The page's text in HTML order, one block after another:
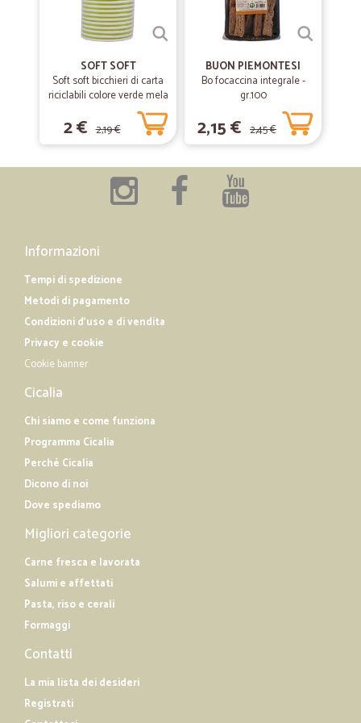
—Giovanni P.
Consegna veloce e prezzi o.k.
22/12/2018
Antonio mario E.
ottimo il servizio
(brevissimo) di consegnagrazie Antonio Mario Elia
SOFT SOFT
Soft soft bicchieri di carta
riciclabili colore verde mela
2 € 2,19 €
BUON PIEMONTESI
Bo focaccina integrale -
gr.100
2,15 € 2,45 €
Informazioni
Tempi di spedizione
Metodi di pagamento
Condizioni d'uso e di vendita
Privacy e cookie
Cookie banner
Cicalia
Chi siamo e come funziona
Programma Cicalia
Perché Cicalia
Dicono di noi
Dove spediamo
Migliori categorie
Carne fresca e lavorata
Salumi e affettati
Pasta, riso e cerali
Formaggi
Contatti
La mia lista dei desideri
Registrati